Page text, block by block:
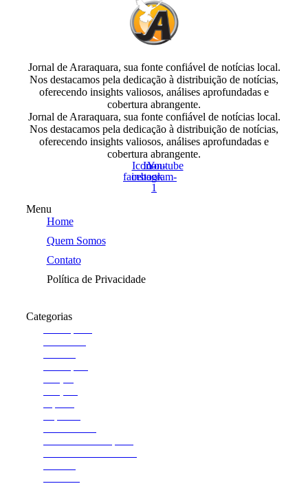
Jornal de Araraquara, sua fonte confiável de notícias local.
Nos destacamos pela dedicação à distribuição de notícias,
oferecendo insights valiosos, análises aprofundadas e
cobertura abrangente.
Jornal de Araraquara, sua fonte confiável de notícias local.
Nos destacamos pela dedicação à distribuição de notícias,
oferecendo insights valiosos, análises aprofundadas e
cobertura abrangente.
Icon-
facebook
Icon-
instagram-
1
Youtube
Menu
Home
Quem Somos
Contato
Política de Privacidade
Categorias